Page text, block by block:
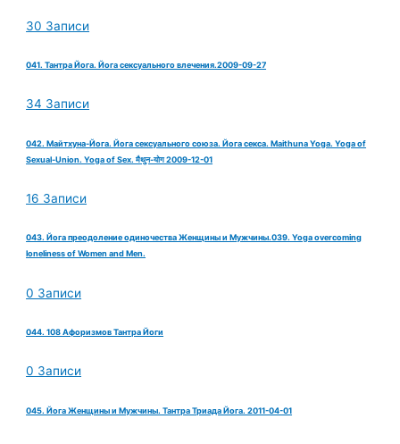
30 Записи
041. Тантра Йога. Йога сексуального влечения.2009-09-27
34 Записи
042. Майтхуна-Йога. Йога сексуального союза. Йога секса. Maithuna Yoga. Yoga of
Sexual-Union. Yoga of Sex. मैथुन-योग 2009-12-01
16 Записи
043. Йога преодоление одиночества Женщины и Мужчины.039. Yoga overcoming
loneliness of Women and Men.
0 Записи
044. 108 Афоризмов Тантра Йоги
0 Записи
045. Йога Женщины и Мужчины. Тантра Триада Йога. 2011-04-01